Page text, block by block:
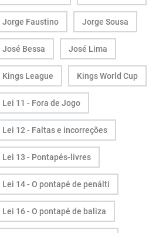
Jorge Faustino Jorge Sousa
José Bessa José Lima
Kings League Kings World Cup
Lei 11 - Fora de Jogo
Lei 12 - Faltas e incorreções
Lei 13 - Pontapés-livres
Lei 14 - O pontapé de penálti
Lei 16 - O pontapé de baliza